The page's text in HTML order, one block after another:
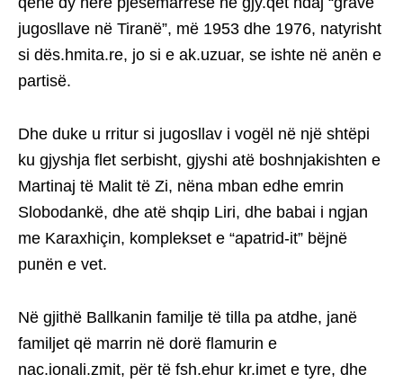
jugosllave në Tiranë”, më 1953 dhe 1976, natyrisht
si dës.hmita.re, jo si e ak.uzuar, se ishte në anën e
partisë.
Dhe duke u rritur si jugosllav i vogël në një shtëpi
ku gjyshja flet serbisht, gjyshi atë boshnjakishten e
Martinaj të Malit të Zi, nëna mban edhe emrin
Slobodankë, dhe atë shqip Liri, dhe babai i ngjan
me Karaxhiçin, komplekset e “apatrid-it” bëjnë
punën e vet.
Në gjithë Ballkanin familje të tilla pa atdhe, janë
familjet që marrin në dorë flamurin e
nac.ionali.zmit, për të fsh.ehur kr.imet e tyre, dhe